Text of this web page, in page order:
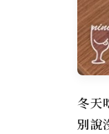
冬天
別說